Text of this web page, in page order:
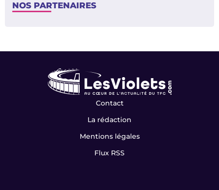
NOS PARTENAIRES
Contact
La rédaction
Mentions légales
Flux RSS